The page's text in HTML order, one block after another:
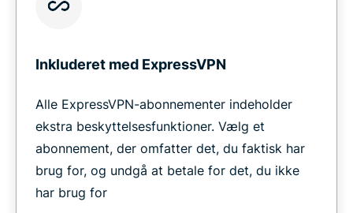
Inkluderet med ExpressVPN
Alle ExpressVPN-abonnementer indeholder
ekstra beskyttelsesfunktioner. Vælg et
abonnement, der omfatter det, du faktisk har
brug for, og undgå at betale for det, du ikke
har brug for